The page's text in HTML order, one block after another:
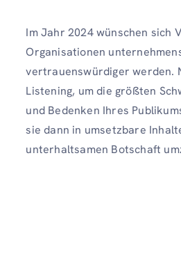
Im Jahr 2024 wünschen sich
Organisationen
vertrauenswürdiger werden.
Listening, um die größten
und Bedenken Ihres
sie dann in umsetzbare
unterhaltsamen Botschaft